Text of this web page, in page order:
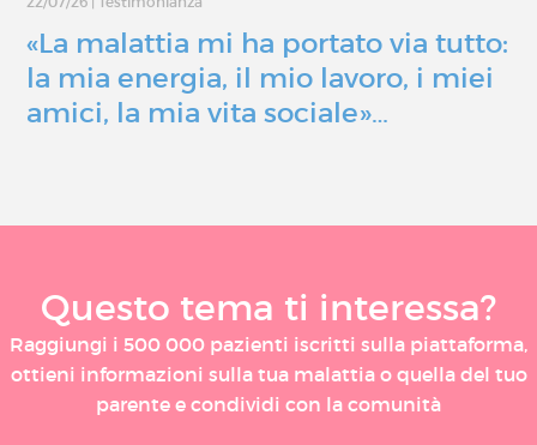
«La malattia mi ha portato via tutto:
la mia energia, il mio lavoro, i miei
amici, la mia vita sociale»…
Questo tema ti interessa?
Raggiungi i 500 000 pazienti iscritti sulla piattaforma,
ottieni informazioni sulla tua malattia o quella del tuo
parente e condividi con la comunità